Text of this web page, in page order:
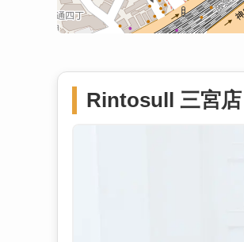
Rintosull 三宮店